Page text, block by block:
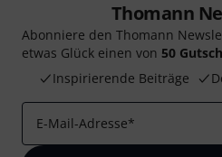
Thomann
Abonniere den Thomann
etwas Glück einen von 50
Inspirierende Beiträge
E-Mail-Adresse*